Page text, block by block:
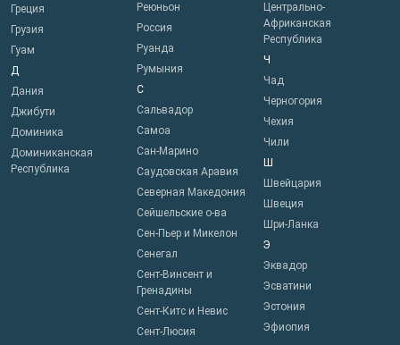
Греция
Грузия
Гуам
Д
Дания
Джибути
Доминика
Доминиканская
Республика
Реюньон
Россия
Руанда
Румыния
С
Сальвадор
Самоа
Сан-Марино
Саудовская Аравия
Северная Македония
Сейшельские о-ва
Сен-Пьер и Микелон
Сенегал
Сент-Винсент и
Гренадины
Сент-Китс и Невис
Сент-Люсия
Центрально-
Африканская
Республика
Ч
Чад
Черногория
Чехия
Чили
Ш
Швейцария
Швеция
Шри-Ланка
Э
Эквадор
Эсватини
Эстония
Эфиопия